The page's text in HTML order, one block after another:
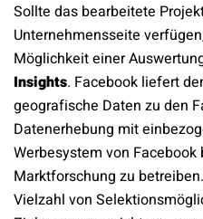
Sollte das bearbeitete
Unternehmensseite
Möglichkeit einer
Insights. Facebook liefert
geografische Daten zu den
Datenerhebung mit
Werbesystem von
Marktforschung zu betreiben.
Vielzahl von